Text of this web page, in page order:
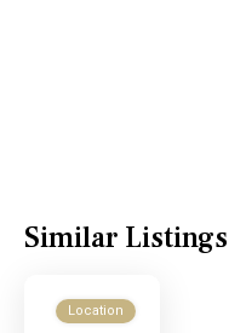
Similar Listings
Location